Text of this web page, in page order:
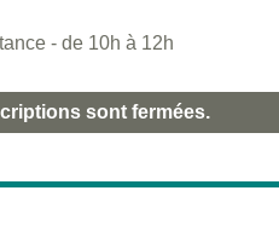
- de 10h à 12h
sont fermées.